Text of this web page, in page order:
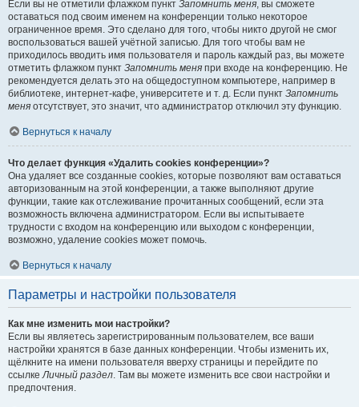
Если вы не отметили флажком пункт Запомнить меня, вы сможете
оставаться под своим именем на конференции только некоторое
ограниченное время. Это сделано для того, чтобы никто другой не смог
воспользоваться вашей учётной записью. Для того чтобы вам не
приходилось вводить имя пользователя и пароль каждый раз, вы можете
отметить флажком пункт Запомнить меня при входе на конференцию. Не
рекомендуется делать это на общедоступном компьютере, например в
библиотеке, интернет-кафе, университете и т. д. Если пункт Запомнить
меня отсутствует, это значит, что администратор отключил эту функцию.
Вернуться к началу
Что делает функция «Удалить cookies конференции»?
Она удаляет все созданные cookies, которые позволяют вам оставаться
авторизованным на этой конференции, а также выполняют другие
функции, такие как отслеживание прочитанных сообщений, если эта
возможность включена администратором. Если вы испытываете
трудности с входом на конференцию или выходом с конференции,
возможно, удаление cookies может помочь.
Вернуться к началу
Параметры и настройки пользователя
Как мне изменить мои настройки?
Если вы являетесь зарегистрированным пользователем, все ваши
настройки хранятся в базе данных конференции. Чтобы изменить их,
щёлкните на имени пользователя вверху страницы и перейдите по
ссылкеЛичный раздел. Там вы можете изменить все свои настройки и
предпочтения.